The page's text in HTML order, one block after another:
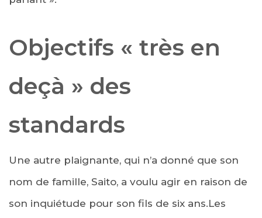
Objectifs « très en
deçà » des
standards
Une autre plaignante, qui n’a donné que son
nom de famille, Saito, a voulu agir en raison de
son inquiétude pour son fils de six ans.Les